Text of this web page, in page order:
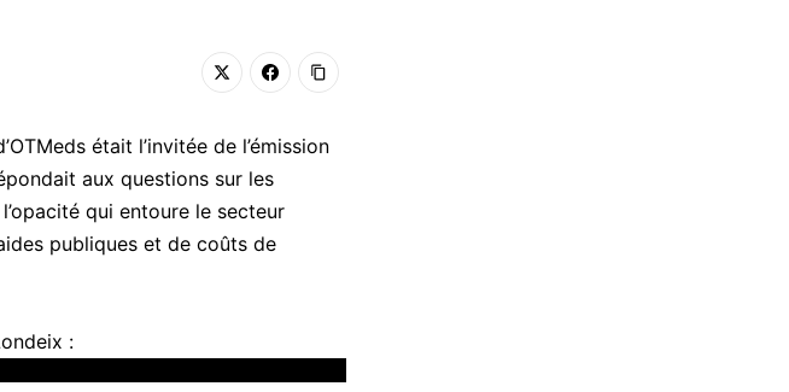
était l’invitée de l’émission
aux questions sur les
qui entoure le secteur
publiques et de coûts de
: